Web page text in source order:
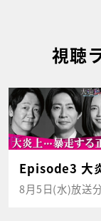
視聴
Episode3 大
8月5日(水)放送